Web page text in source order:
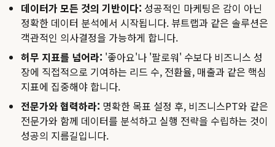
데이터가 모든 것의 기반이다: 성공적인 마케팅은 감이 아닌
정확한 데이터 분석에서 시작됩니다. 뷰트랩과 같은 솔루션은
객관적인 의사결정을 가능하게 합니다.
허무 지표를 넘어라: '좋아요'나 '팔로워' 수보다 비즈니스 성
장에 직접적으로 기여하는 리드 수, 전환율, 매출과 같은 핵심
지표에 집중해야 합니다.
전문가와 협력하라: 명확한 목표 설정 후, 비즈니스PT와 같은
전문가와 함께 데이터를 분석하고 실행 전략을 수립하는 것이
성공의 지름길입니다.